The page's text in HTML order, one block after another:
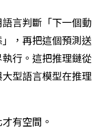
言判斷「下一個動
，再把這個預測送
行。這把推理鏈從
型語言模型在推理
有空間。